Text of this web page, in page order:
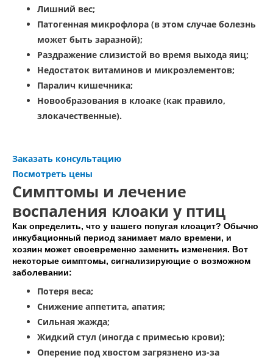
Лишний вес;
Патогенная микрофлора (в этом случае болезнь
может быть заразной);
Раздражение слизистой во время выхода яиц;
Недостаток витаминов и микроэлементов;
Паралич кишечника;
Новообразования в клоаке (как правило,
злокачественные).
Заказать консультацию
Посмотреть цены
Симптомы и лечение
воспаления клоаки у птиц
Как определить, что у вашего попугая клоацит? Обычно
инкубационный период занимает мало времени, и
хозяин может своевременно заменить изменения. Вот
некоторые симптомы, сигнализирующие о возможном
заболевании:
Потеря веса;
Снижение аппетита, апатия;
Сильная жажда;
Жидкий стул (иногда с примесью крови);
Оперение под хвостом загрязнено из-за